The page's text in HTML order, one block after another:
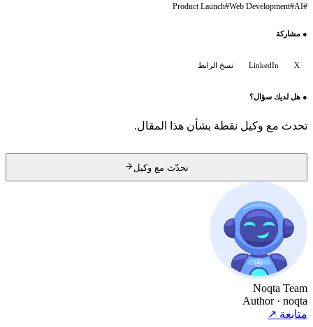
AI
#
Web Development
#
Product Launch
●مشاركة
LinkedIn نسخ الرابط
●هل لديك سؤال؟
تحدث مع وكيل نقطة بشأن هذا المقال.
تحدّث مع وكيل
Noqta Team
Author · noqta
متابعة↗